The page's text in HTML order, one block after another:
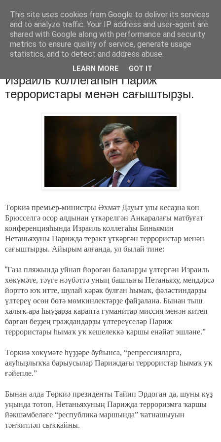
Хәбәрҙәр
пятница, 16 января 2015 г.
Төркиә премьер-министры үҙенең
Израиль коллегаһын Париж
террористары менән сағыштырҙы.
Төркиә премьер-министры Әхмәт Дауыт улы кесаҙна көн
Брюсселгә осор алдынан үткәрелгән Анкаралағы матбуғат
конференцияһында Израиль коллегаһы Биньямин
Нетаньяхуны Парижда теракт үткәргән террористар менән
сағыштырҙы. Айырым алғанда, ул былай тине:
“Газа пляжында уйнап йөрөгән балаларҙы үлтергән Израиль
хөкүмәте, тәүге нәүбәттә уның башлығы Нетаньяху, меңдәрсә
йортто юҡ итте, шулай кәрәк булған һымаҡ, фәләстиндарҙы
үлтереү өсөн бөтә мөмкинлектәрҙе файҙалана. Бынан тыш
халыҡ-ара һыуҙарҙа карапта гуманитар миссия менән китеп
барған беҙҙең граждандарҙы үлтереүселәр Париж
террористары һымаҡ уҡ кешелеккә ҡаршы енәйәт эшләне.”
Төркиә хөкүмәте һүҙҙәре буйынса, “репрессияларға,
аяуһыҙлыҡҡа барыусылар Париждағы террористар һымаҡ уҡ
ғәйепле.”
Бынан алда Төркиә президенты Тайип Эрдоган да, шуны күҙ
уңында тотоп, Нетаньяхуның Парижда терроризмға ҡаршы
йәкшәмбеләге “республика маршында” ҡатнашыуын
тәнҡитләп сыҡҡайны.
This site uses cookies from Google to deliver its services
and to analyze traffic. Your IP address and user-agent are
shared with Google along with performance and security
metrics to ensure quality of service, generate usage
statistics, and to detect and address abuse.
LEARN MORE GOT IT